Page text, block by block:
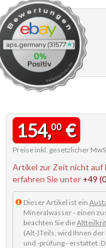
154,00€
Preise inkl. gesetzlicher
Artikel zur Zeit nicht auf
erfahren Sie unter +49
Dieser Artikel ist ein
Mineralwasser - einen
beachten Sie die
(Alt-)Teils, wird Ihnen
und -prüfung - erstattet.